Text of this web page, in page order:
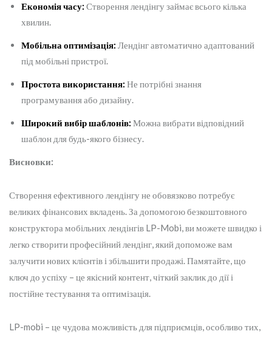
Економія часу: Створення лендінгу займає всього кілька
хвилин.
Мобільна оптимізація: Лендінг автоматично адаптований
під мобільні пристрої.
Простота використання: Не потрібні знання
програмування або дизайну.
Широкий вибір шаблонів: Можна вибрати відповідний
шаблон для будь-якого бізнесу.
Висновки:
Створення ефективного лендінгу не обовязково потребує
великих фінансових вкладень. За допомогою безкоштовного
конструктора мобільних лендінгів LP-Mobi, ви можете швидко і
легко створити професійний лендінг, який допоможе вам
залучити нових клієнтів і збільшити продажі. Памятайте, що
ключ до успіху – це якісний контент, чіткий заклик до дії і
постійне тестування та оптимізація.
LP-mobi – це чудова можливість для підприємців, особливо тих,